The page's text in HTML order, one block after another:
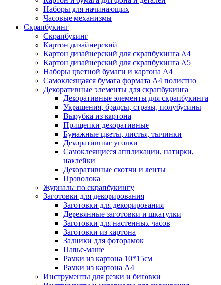
Наборы для начинающих
Часовые механизмы
Скрапбукинг
Скрапбукинг
Картон дизайнерский
Картон дизайнерский для скрапбукинга А4
Картон дизайнерский для скрапбукинга А5
Наборы цветной бумаги и картона А4
Самоклеящаяся бумага формата А4 полистно
Декоративные элементы для скрапбукинга
Декоративные элементы для скрапбукинга
Украшения, брадсы, стразы, полубусины
Вырубка из картона
Прищепки декоративные
Бумажные цветы, листья, тычинки
Декоративные уголки
Самоклеящиеся аппликации, натирки,
наклейки
Декоративные скотчи и ленты
Проволока
Журналы по скрапбукингу
Заготовки для декорирования
Заготовки для декорирования
Деревянные заготовки и шкатулки
Заготовки для настенных часов
Заготовки из картона
Задники для фоторамок
Папье-маше
Рамки из картона 10*15см
Рамки из картона А4
Инструменты для резки и биговки